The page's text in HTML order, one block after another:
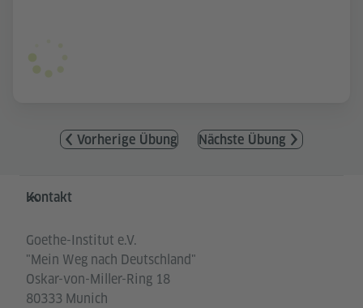
Vorherige Übung Nächste Übung
Service- und Informationsbereich
Kontakt
Goethe-Institut e.V.
"Mein Weg nach Deutschland"
Oskar-von-Miller-Ring 18
80333 Munich